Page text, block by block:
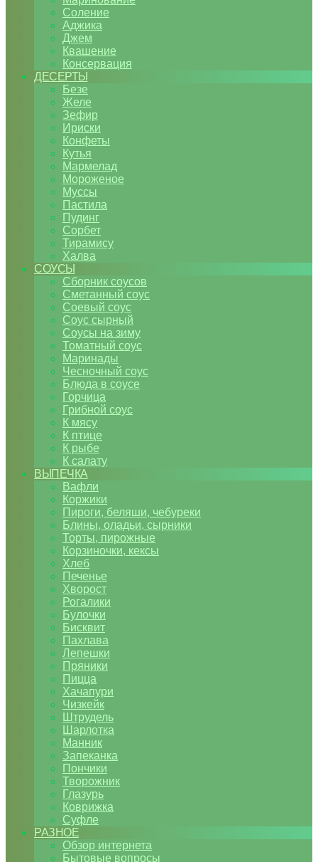
Соление
Аджика
Джем
Квашение
Консервация
ДЕСЕРТЫ
Безе
Желе
Зефир
Ириски
Конфеты
Кутья
Мармелад
Мороженое
Муссы
Пастила
Пудинг
Сорбет
Тирамису
Халва
СОУСЫ
Сборник соусов
Сметанный соус
Соевый соус
Соус сырный
Соусы на зиму
Томатный соус
Маринады
Чесночный соус
Блюда в соусе
Горчица
Грибной соус
К мясу
К птице
К рыбе
К салату
ВЫПЕЧКА
Вафли
Коржики
Пироги, беляши, чебуреки
Блины, оладьи, сырники
Торты, пирожные
Корзиночки, кексы
Хлеб
Печенье
Хворост
Рогалики
Булочки
Бисквит
Пахлава
Лепешки
Пряники
Пицца
Хачапури
Чизкейк
Штрудель
Шарлотка
Манник
Запеканка
Пончики
Творожник
Глазурь
Коврижка
Суфле
РАЗНОЕ
Обзор интернета
Бытовые вопросы